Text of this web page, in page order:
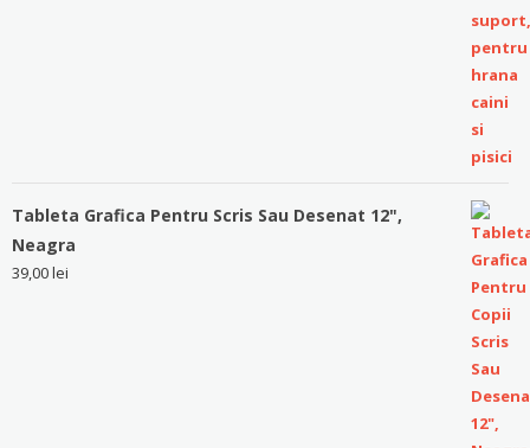
Tableta Grafica Pentru Scris Sau Desenat 12",
Neagra
39,00lei